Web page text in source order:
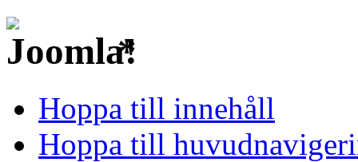
*
Hoppa till innehåll
Hoppa till